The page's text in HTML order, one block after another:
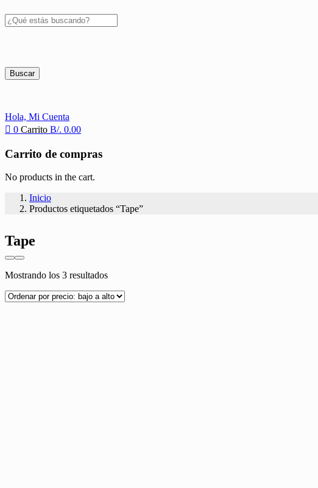
Buscar
Hola, Mi Cuenta
0 Carrito B/. 0.00
Carrito de compras
No products in the cart.
Inicio
Productos etiquetados “Tape”
Tape
Mostrando los 3 resultadosOrdenado
precio: